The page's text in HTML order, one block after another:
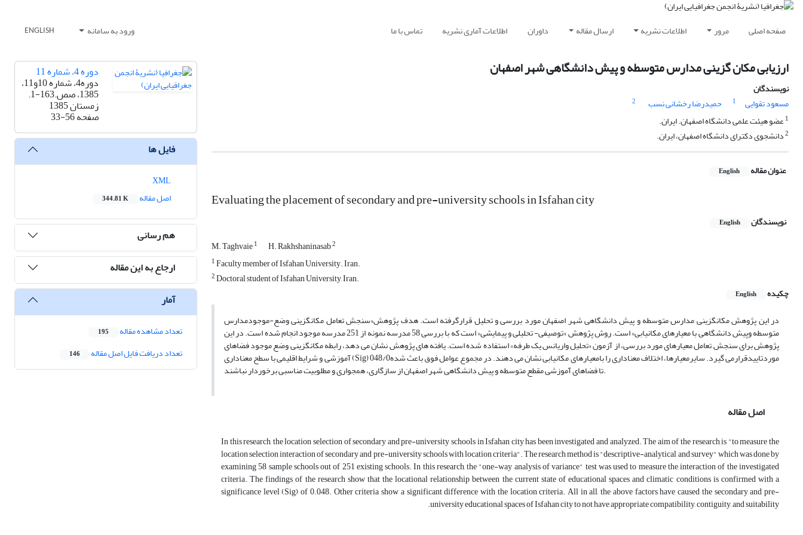
صفحه اصلی مرور اطلاعات نشریه ارسال مقاله داوران اطلاعات آماری نشریه تماس با ما ورود به سامانه ENGLISH
ارزیابی مکان گزینی مدارس متوسطه و پیش دانشگاهی شهر اصفهان
نویسندگان
مسعود تقوایی
1 حمیدرضا رخشانی نسب
2
1عضو هیئت علمی دانشگاه اصفهان. ایران.
2دانشجوی دکترای دانشگاه اصفهان، ایران.
عنوان مقاله English
Evaluating the placement of secondary and pre-university schools in Isfahan city
نویسندگان English
M. Taghvaie1 H. Rakhshaninasab2
1Faculty member of Isfahan University. Iran.
2Doctoral student of Isfahan University, Iran.
چکیده
English
در این پژوهش مکانگزینی مدارس متوسطه و پیش دانشگاهی شهر اصفهان مورد بررسی و تحلیل قرارگرفته است. هدف پژوهش«سنجش تعامل مکانگزینی وضع-موجودمدارس
متوسطه وپیش دانشگاهی با معیارهای مکانیابی» است. روش پژوهش «توصیفی- تحلیلی و پیمایشی» است که با بررسی 58 مدرسه نمونه از 251 مدرسه موجود انجام شده است. در این
پژوهش برای سنجش تعامل معیارهای مورد بررسی، از آزمون «تحلیل واریانس یک طرفه» استفاده شده است. یافته های پژوهش نشان می دهد، رابطه مکانگزینی وضع موجود فضاهای
آموزشی و شرایط اقلیمی با سطح معناداری (Sig) 048/0موردتاییدقرارمی گیرد. سایرمعیارها، اختلاف معناداری را بامعیارهای مکانیابی نشان می دهند. در مجموع عوامل فوق باعث شده
تا فضاهای آموزشی مقطع متوسطه و پیش دانشگاهی شهر اصفهان از سازگاری، همجواری و مطلوبیت مناسبی برخوردار نباشند.
اصل مقاله
In this research, the location selection of secondary and pre-university schools in Isfahan city has been investigated and analyzed. The aim of the research is "to measure the
location selection interaction of secondary and pre-university schools with location criteria". The research method is "descriptive-analytical and survey" which was done by
examining 58 sample schools out of 251 existing schools. In this research, the "one-way analysis of variance" test was used to measure the interaction of the investigated
criteria. The findings of the research show that the locational relationship between the current state of educational spaces and climatic conditions is confirmed with a
significance level (Sig) of 0.048. Other criteria show a significant difference with the location criteria. All in all, the above factors have caused the secondary and pre-
university educational spaces of Isfahan city to not have appropriate compatibility, contiguity, and suitability.
دوره 4، شماره 11
دوره4، شماره 10و11،
1385، صص.163-1.
زمستان 1385
صفحه33-56
فایل ها
اصل مقاله
344.81 K
هم رسانی
ارجاع به این مقاله
آمار
تعداد مشاهده مقاله 195
تعداد دریافت فایل اصل مقاله 146